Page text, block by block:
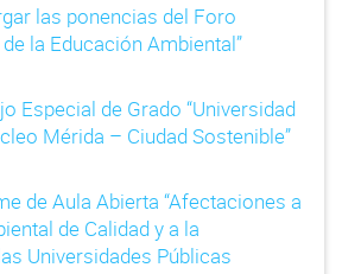
las ponencias del Foro
la Educación Ambiental”
Especial de Grado “Universidad
Mérida – Ciudad Sostenible”
de Aula Abierta “Afectaciones a
de Calidad y a la
Universidades Públicas